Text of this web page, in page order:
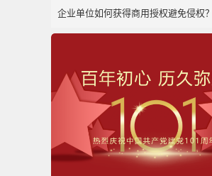
企业单位如何获得商用授权避免侵权？